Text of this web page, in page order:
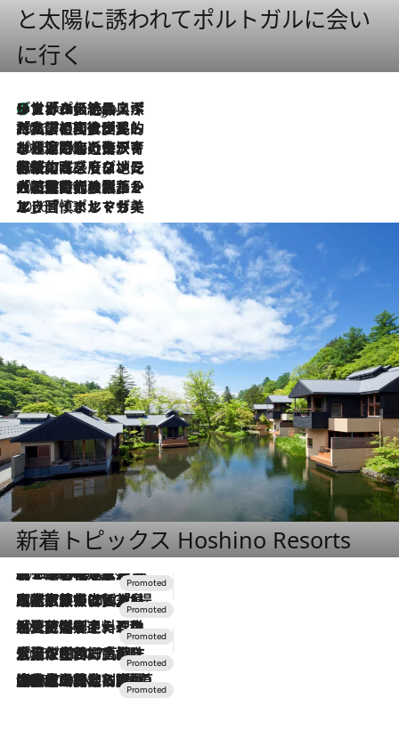
と太陽に誘われてポルトガルに会い
に行く
3 Hours Ago
リスボンの絶品スイーツ「パステル・デ・ナタ」とは？ポルトガル伝統の奥深い世界へ
2026.7.27
「私の祖国はポルトガル語です」国民的詩人フェルナンド・ペソアと、彼が愛した文学の街を歩く
2026.7.26
ポルトガル近海が育む極上の海の幸。キリリと冷えた白ワインと愉しむ、シーフード専門店の贅沢
2026.7.22
伝統の味をモダンに昇華。高感度な地元客が集う、リスボンの最旬ガストロノミー
2026.7.21
大航海時代の栄華から、震災、独裁、そして革命へ。ポルトガル・首都リスボンの石畳に刻まれた「歴史の光と影」
2026.7.13
エッセイ・ヤマザキマリ「慎ましくも美しき国 ポルトガル」
新着トピックス Hoshino Resorts
2026.8.7
【トンボの足水浴】ヒノキの香りに包まれて涼感マックス！約13℃の湧水かけ流しを避暑地「星野温泉 トンボの湯」で体験
2026.7.31
【ホテル帰省】という選択肢をOMOが提案。家族とほどよい距離を保つには「昼は実家、夜は気兼ねなくホテルで！」
2026.7.24
【夏限定ディナーコース】旬を迎える稚鮎や花ズッキーニなどをイタリア・トスカーナの郷土料理の手法で満喫！
2026.7.17
「土佐和ハーブかき氷」がOMO7高知に登場！生姜、山椒、大葉など目にも舌にも涼を呼ぶ郷土の味
2026.7.10
NEW OPEN！【界 草津】名湯の地に誕生。趣の異なる2種の温泉と上州ならではの会席・蕎麦割烹など美食を味わう究極の癒やし旅